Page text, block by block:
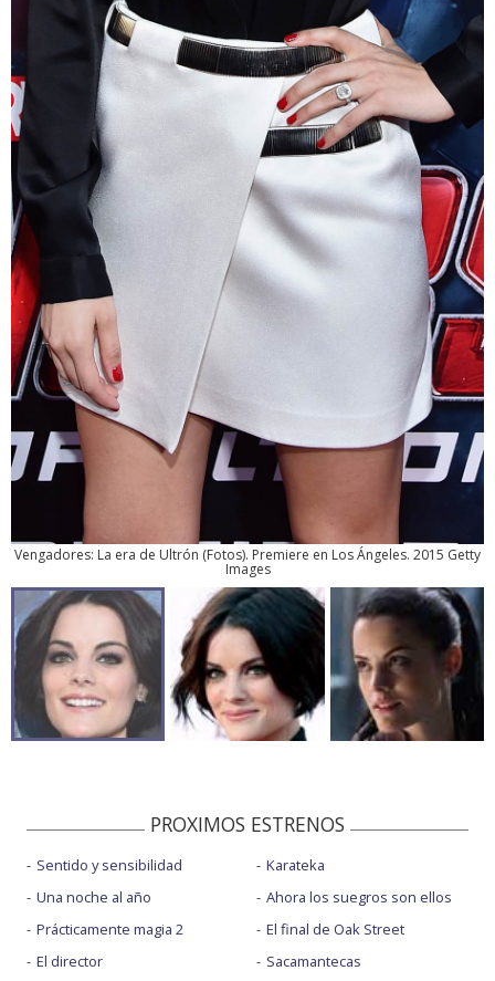
Vengadores: La era de Ultrón (Fotos). Premiere en Los Ángeles. 2015 Getty
Images
PROXIMOS ESTRENOS
Sentido y sensibilidad
Una noche al año
Prácticamente magia 2
El director
Karateka
Ahora los suegros son ellos
El final de Oak Street
Sacamantecas